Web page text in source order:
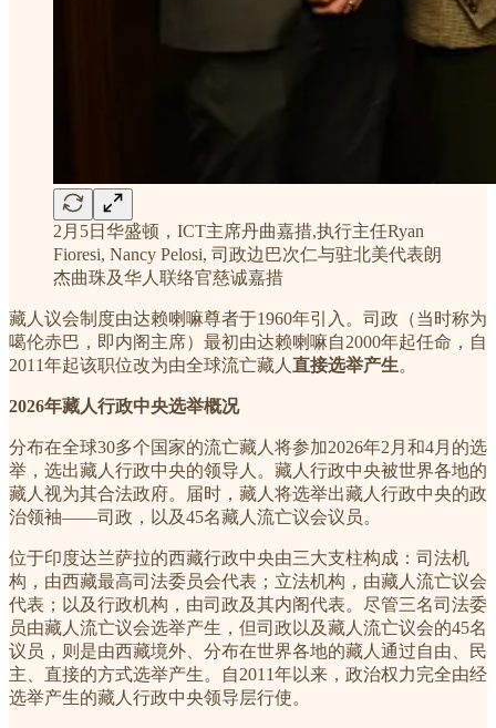
2月5日华盛顿，ICT主席丹曲嘉措,执行主任Ryan
Fioresi, Nancy Pelosi, 司政边巴次仁与驻北美代表朗
杰曲珠及华人联络官慈诚嘉措
藏人议会制度由达赖喇嘛尊者于1960年引入。司政（当时称为
噶伦赤巴，即内阁主席）最初由达赖喇嘛自2000年起任命，自
2011年起该职位改为由全球流亡藏人 直接选举产生。
2026年藏人行政中央选举概况
分布在全球30多个国家的流亡藏人将参加2026年2月和4月的选
举，选出藏人行政中央的领导人。藏人行政中央被世界各地的
藏人视为其合法政府。届时，藏人将选举出藏人行政中央的政
治领袖——司政，以及45名藏人流亡议会议员。
位于印度达兰萨拉的西藏行政中央由三大支柱构成：司法机
构，由西藏最高司法委员会代表；立法机构，由藏人流亡议会
代表；以及行政机构，由司政及其内阁代表。尽管三名司法委
员由藏人流亡议会选举产生，但司政以及藏人流亡议会的45名
议员，则是由西藏境外、分布在世界各地的藏人通过自由、民
主、直接的方式选举产生。自2011年以来，政治权力完全由经
选举产生的藏人行政中央领导层行使。